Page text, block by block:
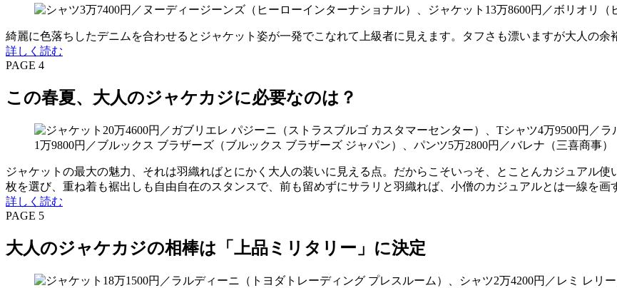
綺麗に色落ちしたデニムを合わせるとジャケット姿が一発でこなれて上級者に見えます。タフさも漂いますが大人の
詳しく読む
PAGE 4
この春夏、大人のジャケカジに必要なのは？
ジャケットの最大の魅力、それは羽織ればとにかく大人の装いに見える点。だからこそいっそ、とことんカジュアル
枚を選び、重ね着も裾出しも自由自在のスタンスで、前も留めずにサラリと羽織れば、小僧のカジュアルとは一線を画
詳しく読む
PAGE 5
大人のジャケカジの相棒は「上品ミリタリー」に決定